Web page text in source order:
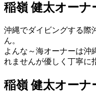
稲嶺 健太オーナ
沖縄でダイビングする際
ん。
よんな～海オーナーは沖
れませんが優しく丁寧に
稲嶺 健太オーナ